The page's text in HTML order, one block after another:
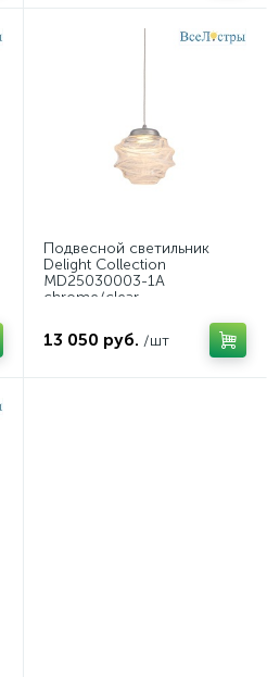
Подвесной светильник
Delight Collection
MD25030003-1A
chrome/clear
13 050 руб. /шт